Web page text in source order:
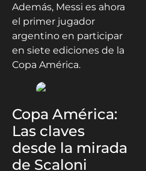
Además, Messi es ahora
el primer jugador
argentino en participar
en siete ediciones de la
Copa América.
Copa América:
Las claves
desde la mirada
de Scaloni